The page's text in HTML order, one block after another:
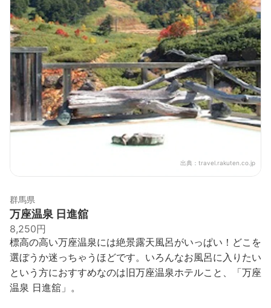
出典： travel.rakuten.co.jp
群馬県
万座温泉 日進舘
8,250円
標高の高い万座温泉には絶景露天風呂がいっぱい！どこを
選ぼうか迷っちゃうほどです。いろんなお風呂に入りたい
という方におすすめなのは旧万座温泉ホテルこと、「万座
温泉 日進舘」。